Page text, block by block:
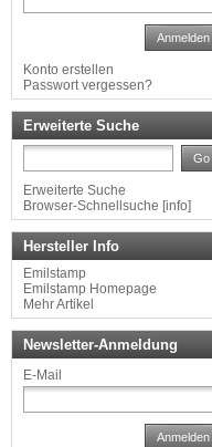
Anmelden
Konto erstellen
Passwort vergessen?
Erweiterte Suche
Go
Erweiterte Suche
Browser-Schnellsuche [info]
Hersteller Info
Emilstamp
Emilstamp Homepage
Mehr Artikel
Newsletter-Anmeldung
E-Mail
Anmelden